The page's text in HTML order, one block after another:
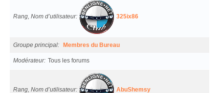
Rang, Nom d’utilisateur 325ix86
Groupe principal Membres du Bureau
Modérateur Tous les forums
Rang, Nom d’utilisateur AbuShemsy